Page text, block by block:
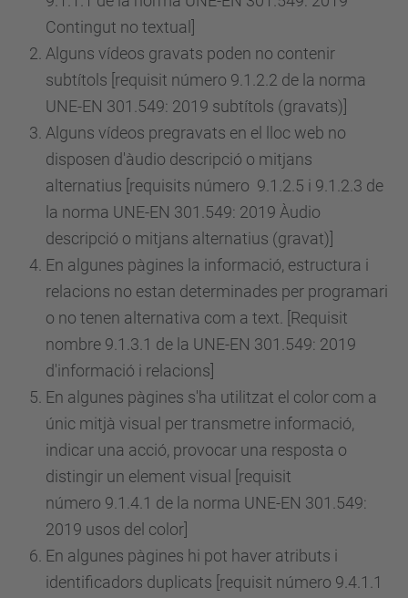
Contingut no textual]
Alguns vídeos gravats poden no contenir
subtítols [requisit número 9.1.2.2 de la norma
UNE-EN 301.549: 2019 subtítols (gravats)]
Alguns vídeos pregravats en el lloc web no
disposen d'àudio descripció o mitjans
alternatius [requisits número 9.1.2.5 i 9.1.2.3 de
la norma UNE-EN 301.549: 2019 Àudio
descripció o mitjans alternatius (gravat)]
En algunes pàgines la informació, estructura i
relacions no estan determinades per programari
o no tenen alternativa com a text. [Requisit
nombre 9.1.3.1 de la UNE-EN 301.549: 2019
d'informació i relacions]
En algunes pàgines s'ha utilitzat el color com a
únic mitjà visual per transmetre informació,
indicar una acció, provocar una resposta o
distingir un element visual [requisit
número 9.1.4.1 de la norma UNE-EN 301.549:
2019 usos del color]
En algunes pàgines hi pot haver atributs i
identificadors duplicats [requisit número 9.4.1.1